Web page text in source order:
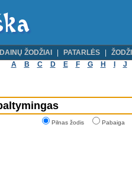
DAINŲ ŽODŽIAI PATARLĖS
A
B C D E F G H J
Pilnas žodis Pabaiga